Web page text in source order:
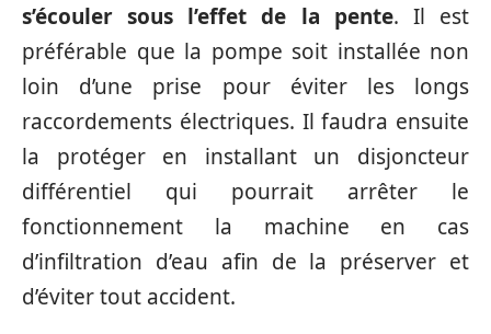
s’écouler sous l’effet de la pente. Il est
préférable que la pompe soit installée non
loin d’une prise pour éviter les longs
raccordements électriques. Il faudra ensuite
la protéger en installant un disjoncteur
différentiel qui pourrait arrêter le
fonctionnement la machine en cas
d’infiltration d’eau afin de la préserver et
d’éviter tout accident.